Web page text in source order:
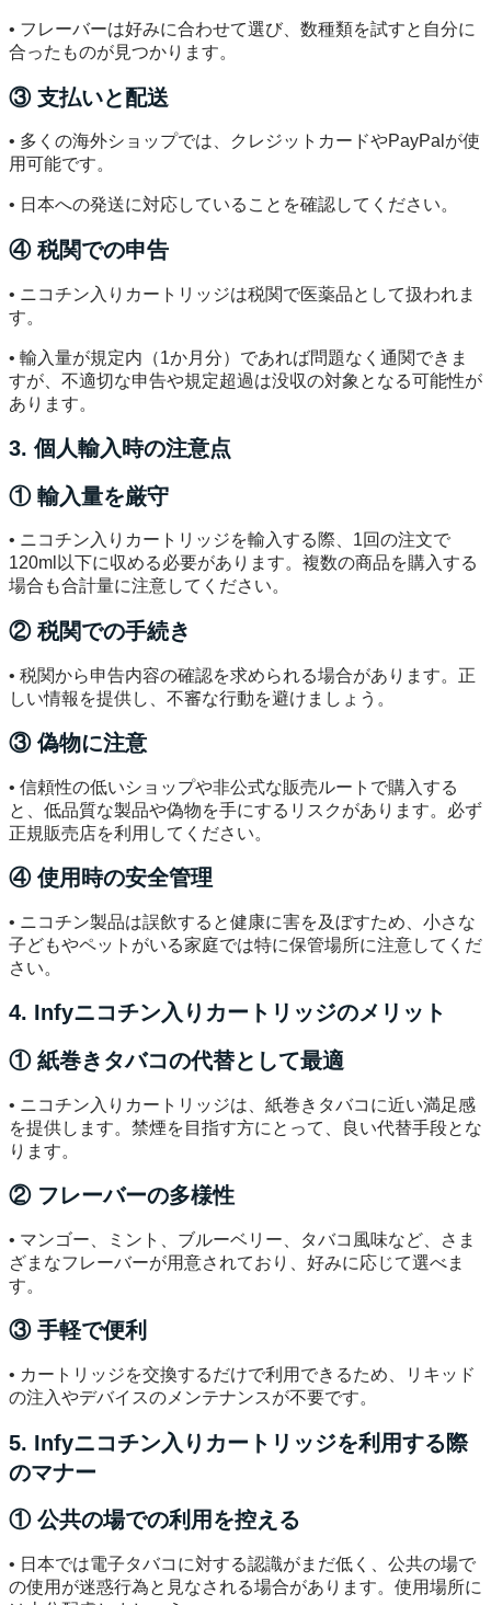
• フレーバーは好みに合わせて選び、数種類を試すと自分に
合ったものが見つかります。
③ 支払いと配送
• 多くの海外ショップでは、クレジットカードやPayPalが使
用可能です。
• 日本への発送に対応していることを確認してください。
④ 税関での申告
• ニコチン入りカートリッジは税関で医薬品として扱われま
す。
• 輸入量が規定内（1か月分）であれば問題なく通関できま
すが、不適切な申告や規定超過は没収の対象となる可能性が
あります。
3. 個人輸入時の注意点
① 輸入量を厳守
• ニコチン入りカートリッジを輸入する際、1回の注文で
120ml以下に収める必要があります。複数の商品を購入する
場合も合計量に注意してください。
② 税関での手続き
• 税関から申告内容の確認を求められる場合があります。正
しい情報を提供し、不審な行動を避けましょう。
③ 偽物に注意
• 信頼性の低いショップや非公式な販売ルートで購入する
と、低品質な製品や偽物を手にするリスクがあります。必ず
正規販売店を利用してください。
④ 使用時の安全管理
• ニコチン製品は誤飲すると健康に害を及ぼすため、小さな
子どもやペットがいる家庭では特に保管場所に注意してくだ
さい。
4. Infyニコチン入りカートリッジのメリット
① 紙巻きタバコの代替として最適
• ニコチン入りカートリッジは、紙巻きタバコに近い満足感
を提供します。禁煙を目指す方にとって、良い代替手段とな
ります。
② フレーバーの多様性
• マンゴー、ミント、ブルーベリー、タバコ風味など、さま
ざまなフレーバーが用意されており、好みに応じて選べま
す。
③ 手軽で便利
• カートリッジを交換するだけで利用できるため、リキッド
の注入やデバイスのメンテナンスが不要です。
5. Infyニコチン入りカートリッジを利用する際
のマナー
① 公共の場での利用を控える
• 日本では電子タバコに対する認識がまだ低く、公共の場で
の使用が迷惑行為と見なされる場合があります。使用場所に